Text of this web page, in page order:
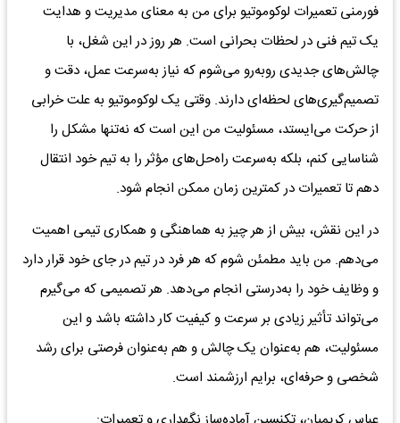
فورمنی تعمیرات لوکوموتیو برای من به معنای مدیریت و هدایت
یک تیم فنی در لحظات بحرانی است. هر روز در این شغل، با
چالش‌های جدیدی روبه‌رو می‌شوم که نیاز به‌سرعت عمل، دقت و
تصمیم‌گیری‌های لحظه‌ای دارند. وقتی یک لوکوموتیو به علت خرابی
از حرکت می‌ایستد، مسئولیت من این است که نه‌تنها مشکل را
شناسایی کنم، بلکه به‌سرعت راه‌حل‌های مؤثر را به تیم خود انتقال
دهم تا تعمیرات در کمترین زمان ممکن انجام شود.
در این نقش، بیش از هر چیز به هماهنگی و همکاری تیمی اهمیت
می‌دهم. من باید مطمئن شوم که هر فرد در تیم در جای خود قرار دارد
و وظایف خود را به‌درستی انجام می‌دهد. هر تصمیمی که می‌گیرم
می‌تواند تأثیر زیادی بر سرعت و کیفیت کار داشته باشد و این
مسئولیت، هم به‌عنوان یک چالش و هم به‌عنوان فرصتی برای رشد
شخصی و حرفه‌ای، برایم ارزشمند است.